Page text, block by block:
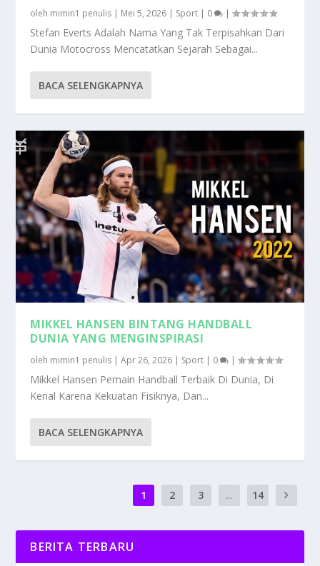
oleh mimin1 penulis | Mei 5, 2026 | Sport | 0 |
Stefan Everts Adalah Nama Yang Tak Terpisahkan Dari
Dunia Motocross Mencatatkan Sejarah Sebagai...
BACA SELENGKAPNYA
MIKKEL HANSEN BINTANG HANDBALL
DUNIA YANG MENGINSPIRASI
oleh mimin1 penulis |Apr 26, 2026 | Sport | 0 |
Mikkel Hansen Pemain Handball Terbaik Di Dunia, Di
Kenal Karena Kekuatan Fisiknya, Dan...
BACA SELENGKAPNYA
1 2 3 ... 14
BERITA TERBARU